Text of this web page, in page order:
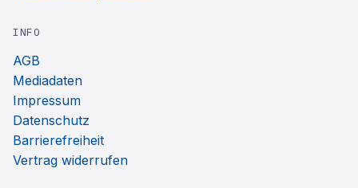
INFO
AGB
Mediadaten
Impressum
Datenschutz
Barrierefreiheit
Vertrag widerrufen